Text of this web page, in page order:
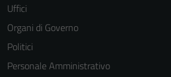
Uffici
Organi di Governo
Politici
Personale Amministrativo